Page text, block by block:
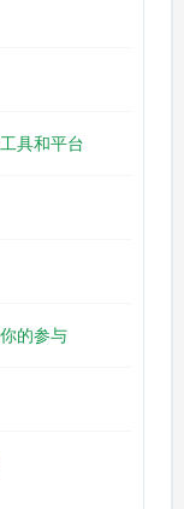
具和平台
的参与